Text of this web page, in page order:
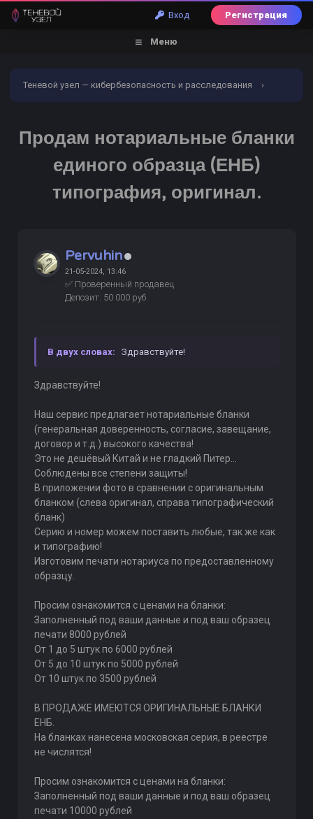
Вход Регистрация
Меню
Теневой узел — кибербезопасность и расследования ›
образца (ЕНБ) типография, оригинал.
Продам нотариальные бланки
единого образца (ЕНБ)
типография, оригинал.
Pervuhin
21-05-2024, 13:46
✅ Проверенный продавец
Депозит: 50 000 руб.
В двух словах: Здравствуйте!
Здравствуйте!
Наш сервис предлагает нотариальные бланки
(генеральная доверенность, согласие, завещание,
договор и т.д.) высокого качества!
Это не дешёвый Китай и не гладкий Питер...
Соблюдены все степени защиты!
В приложении фото в сравнении с оригинальным
бланком (слева оригинал, справа типографический
бланк)
Серию и номер можем поставить любые, так же как
и типографию!
Изготовим печати нотариуса по предоставленному
образцу.
Просим ознакомится с ценами на бланки:
Заполненный под ваши данные и под ваш образец
печати 8000 рублей
От 1 до 5 штук по 6000 рублей
От 5 до 10 штук по 5000 рублей
От 10 штук по 3500 рублей
В ПРОДАЖЕ ИМЕЮТСЯ ОРИГИНАЛЬНЫЕ БЛАНКИ
ЕНБ.
На бланках нанесена московская серия, в реестре
не числятся!
Просим ознакомится с ценами на бланки:
Заполненный под ваши данные и под ваш образец
печати 10000 рублей